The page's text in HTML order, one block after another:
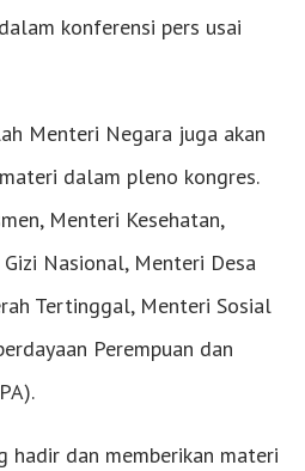
konferensi pers usai
Menteri Negara juga akan
dalam pleno kongres.
Menteri Kesehatan,
Nasional, Menteri Desa
Tertinggal, Menteri Sosial
Perempuan dan
hadir dan memberikan materi